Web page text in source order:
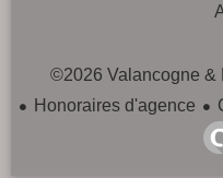
©2026 Valancogne &
Honoraires d'agence